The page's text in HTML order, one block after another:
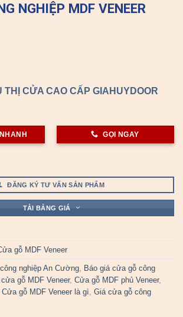
NGHIỆP MDF VENEER
THỊ CỬA CAO CẤP GIAHUYDOOR
GỌI NGAY
ĐĂNG KÝ TƯ VẤN SẢN PHẨM
TẢI BẢNG GIÁ
gỗ MDF Veneer
nghiệp An Cường, Báo giá cửa gỗ công
gỗ MDF Veneer, Cửa gỗ MDF phủ Veneer,
Cửa gỗ MDF Veneer là gì, Giá cửa gỗ công